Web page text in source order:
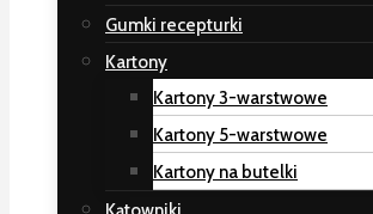
Gumki recepturki
Kartony
Kartony 3-warstwowe
Kartony 5-warstwowe
Kartony na butelki